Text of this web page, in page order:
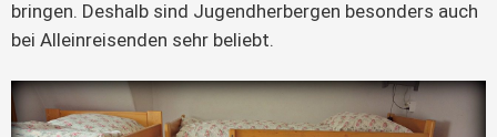
bringen. Deshalb sind Jugendherbergen besonders auch
bei Alleinreisenden sehr beliebt.